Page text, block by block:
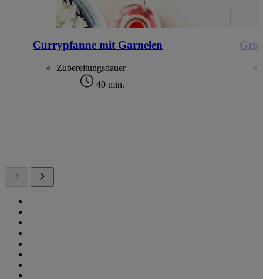
Currypfanne mit Garnelen
Zubereitungsdauer
40 min.